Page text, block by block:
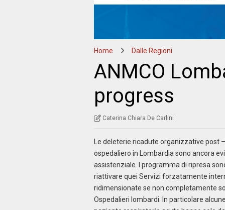
Home Dalle Regioni
ANMCO
progress
Caterina Chiara De Carlini
Le deleterie ricadute organizzative post
ospedaliero in Lombardia sono ancora
assistenziale. I programma di ripresa
riattivare quei Servizi forzatamente
ridimensionate se non completamente
Ospedalieri lombardi. In particolare